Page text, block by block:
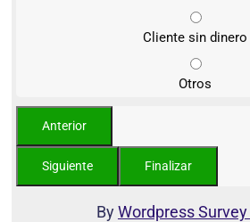
Cliente sin dinero
Otros
ByWordpress